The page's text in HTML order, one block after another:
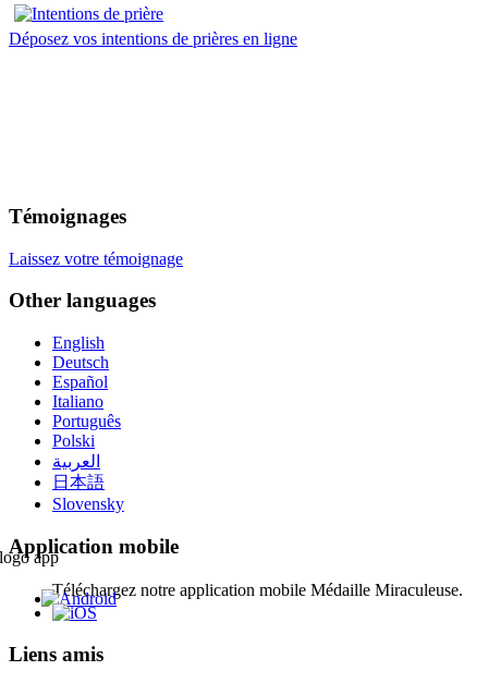
Déposez vos intentions de prières en ligne
Témoignages
Laissez votre témoignage
Other languages
English
Deutsch
Español
Italiano
Português
Polski
العربية
日本語
Slovensky
Application mobile
Téléchargez notre application mobile Médaille Miraculeuse.
Liens amis